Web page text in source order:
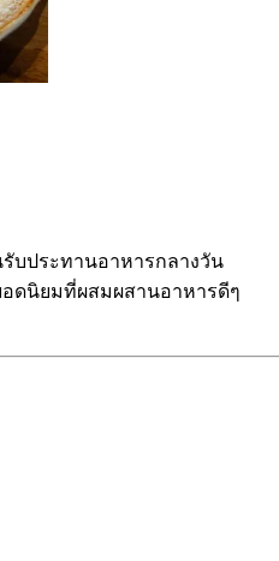
บประทานอาหารกลางวัน
ดนิยมที่ผสมผสานอาหารดีๆ